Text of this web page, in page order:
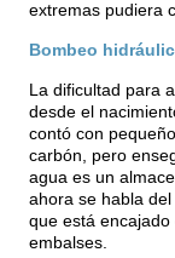
extremas pudiera
Bombeo
La dificultad para
desde el
contó con
carbón, pero
agua es un
ahora se habla
que está encajado
embalses.